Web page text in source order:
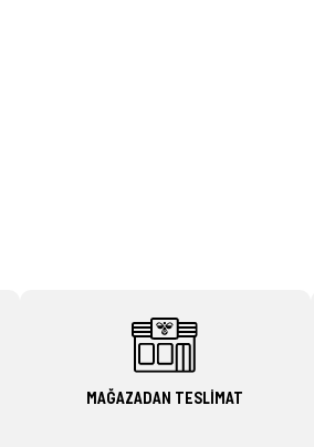
MAĞAZADAN TESLİMAT